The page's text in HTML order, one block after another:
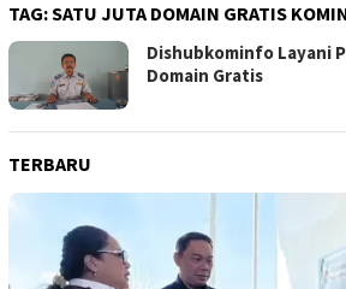
TAG:SATU JUTA DOMAIN GRATIS
Dishubkominfo Layani
Domain Gratis
TERBARU